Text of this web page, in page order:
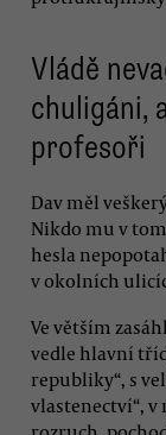
Vládě
chuligáni,
profesoři
Dav měl
Nikdo mu v
hesla
v okolních
Ve větším
vedle hlavní
republiky“, s
vlastenectví“,